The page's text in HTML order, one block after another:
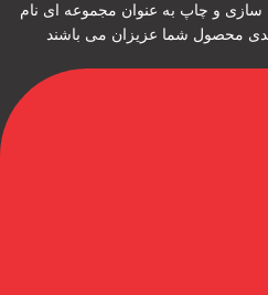
و چاپ به عنوان مجموعه ای نام
محصول شما عزیزان می باشند